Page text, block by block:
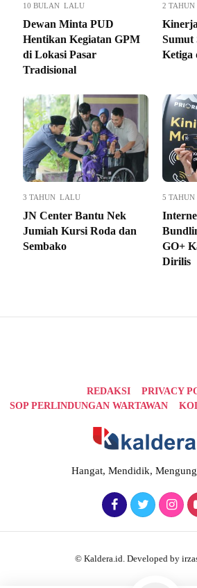
10 BULAN LALU
Dewan Minta PUD
Hentikan Kegiatan GPM
di Lokasi Pasar
Tradisional
2
Sumut
Ketiga
3 TAHUN LALU
JN Center Bantu Nek
Jumiah Kursi Roda dan
Sembako
5
GO+
Dirilis
REDAKSI
PRIVACY
SOP PERLINDUNGAN WARTAWAN
Hangat, Mendidik,
© Kaldera.id. Developed by